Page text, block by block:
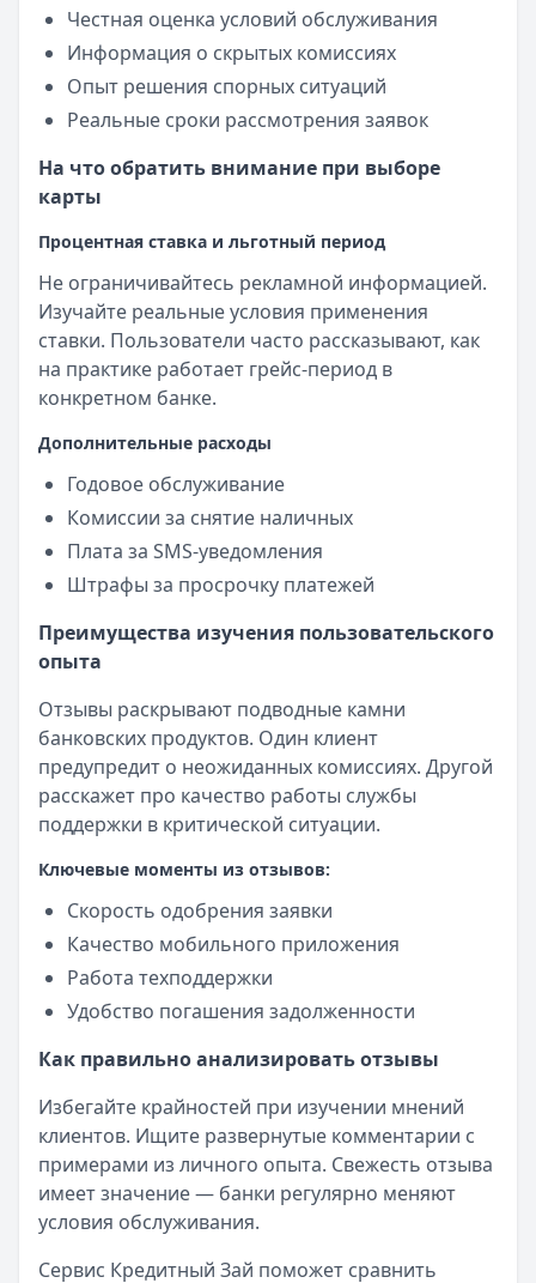
Честная оценка условий обслуживания
Информация о скрытых комиссиях
Опыт решения спорных ситуаций
Реальные сроки рассмотрения заявок
На что обратить внимание при выборе
карты
Процентная ставка и льготный период
Не ограничивайтесь рекламной информацией.
Изучайте реальные условия применения
ставки. Пользователи часто рассказывают, как
на практике работает грейс-период в
конкретном банке.
Дополнительные расходы
Годовое обслуживание
Комиссии за снятие наличных
Плата за SMS-уведомления
Штрафы за просрочку платежей
Преимущества изучения пользовательского
опыта
Отзывы раскрывают подводные камни
банковских продуктов. Один клиент
предупредит о неожиданных комиссиях. Другой
расскажет про качество работы службы
поддержки в критической ситуации.
Ключевые моменты из отзывов:
Скорость одобрения заявки
Качество мобильного приложения
Работа техподдержки
Удобство погашения задолженности
Как правильно анализировать отзывы
Избегайте крайностей при изучении мнений
клиентов. Ищите развернутые комментарии с
примерами из личного опыта. Свежесть отзыва
имеет значение — банки регулярно меняют
условия обслуживания.
Сервис Кредитный Зай поможет сравнить